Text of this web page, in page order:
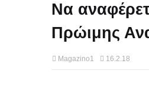
Να
Πρώιμης
Magazino1 16.2.18